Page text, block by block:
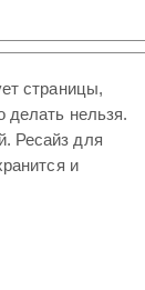
страницы,
делать нельзя.
Ресайз для
и